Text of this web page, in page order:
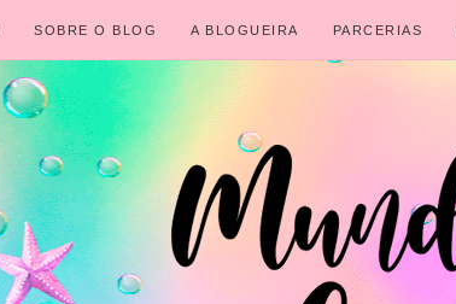
SOBRE O BLOG A BLOGUEIRA PARCERIAS